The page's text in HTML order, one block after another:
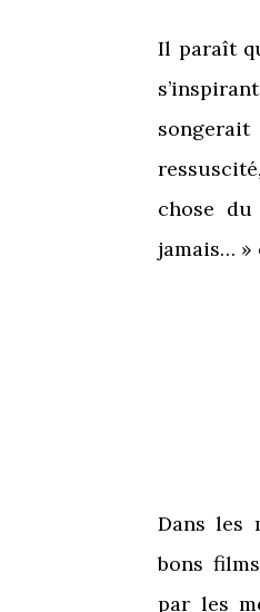
Il paraît
chose
jamais… »
Dans les
bons
par les